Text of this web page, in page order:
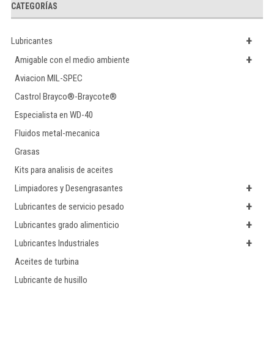
CATEGORÍAS
+
Lubricantes
+
Amigable con el medio ambiente
Aviacion MIL-SPEC
Castrol Brayco®-Braycote®
Especialista en WD-40
Fluidos metal-mecanica
Grasas
Kits para analisis de aceites
+
Limpiadores y Desengrasantes
+
Lubricantes de servicio pesado
+
Lubricantes grado alimenticio
+
Lubricantes Industriales
Aceites de turbina
Lubricante de husillo